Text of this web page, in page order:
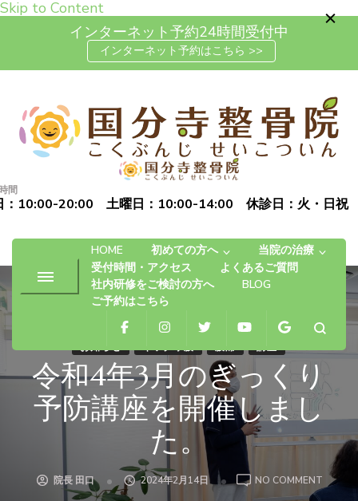
Skip to Content
インターネット予約24時間受付中
インターネット予約はこちら >>
高松市で肩こり・腰痛・坐骨神
経痛の整体なら国分寺整骨院
「お体の不安を自信に変える」完全予約制の自費治療専門の整
骨院です
間
：10:00-20:00 土曜日：10:00-14:00 休診日：火・日祝
HOME 初めての方へ
当院の治療
受付時間・アクセス
よくあるご質問
社内研修をご検討の方へ
BLOG
ご予約はこちら
お知らせ ギックリ腰 腰痛 講座
令和4年3月のぎっくり
予防講座を開催しまし
た。
院長 田口 2024年2月14日 NO COMMENT ON
令